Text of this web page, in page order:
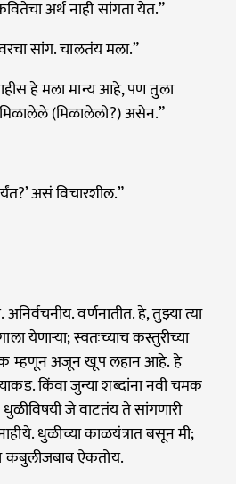
अर्थ नाही सांगता येत.”
सांग. चालतंय मला.”
हे मला मान्य आहे, पण तुला
(मिळालेलो?) असेन.”
असं विचारशील.”
वर्णनातीत. हे, तुझ्या त्या
येणाऱ्या; स्वतःच्याच कस्तुरीच्या
म्हणून अजून खूप लहान आहे. हे
किंवा जुन्या शब्दांना नवी चमक
धुळीविषयी जे वाटतंय ते सांगणारी
धुळीच्या काळयंत्रात बसून मी;
कबुलीजबाब ऐकतोय.